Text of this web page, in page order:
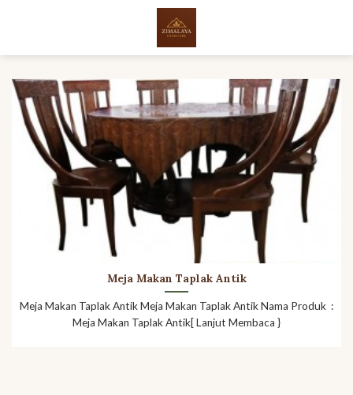
Meja Makan Taplak Antik
Meja Makan Taplak Antik Meja Makan Taplak Antik Nama Produk :
Meja Makan Taplak Antik[ Lanjut Membaca }